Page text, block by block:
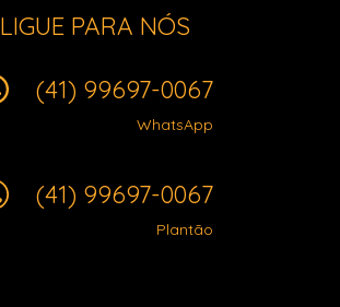
LIGUE PARA NÓS
(41) 99697-0067
WhatsApp
(41) 99697-0067
Plantão